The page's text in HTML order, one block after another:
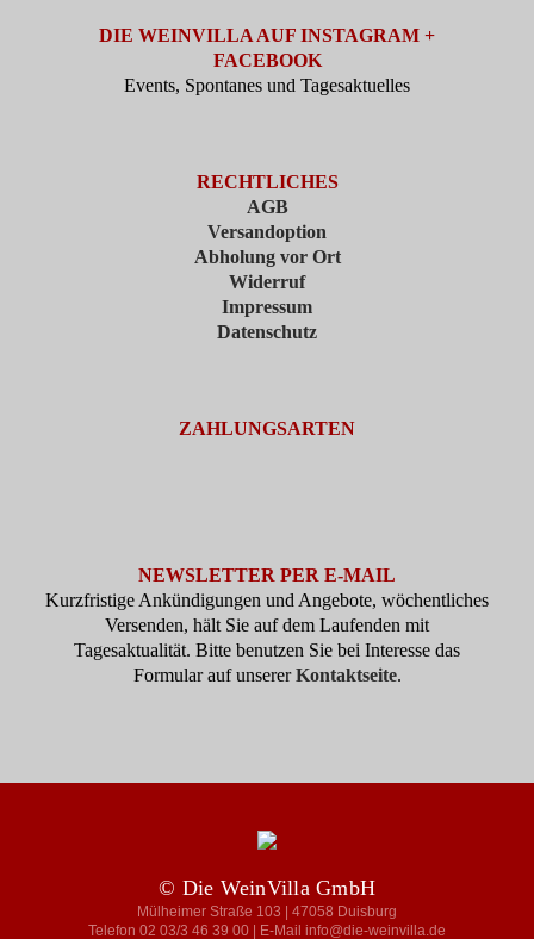
DIE WEINVILLA AUF INSTAGRAM +
FACEBOOK
Events, Spontanes und Tagesaktuelles
RECHTLICHES
AGB
Versandoption
Abholung vor Ort
Widerruf
Impressum
Datenschutz
ZAHLUNGSARTEN
NEWSLETTER PER E-MAIL
Kurzfristige Ankündigungen und Angebote, wöchentliches
Versenden, hält Sie auf dem Laufenden mit
Tagesaktualität. Bitte benutzen Sie bei Interesse das
Formular auf unsererKontaktseite.
© Die WeinVilla GmbH
Mülheimer Straße 103 | 47058 Duisburg
Telefon 02 03/3 46 39 00 | E-Mail info@die-weinvilla.de